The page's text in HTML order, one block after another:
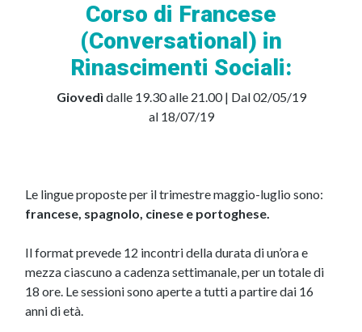
Corso di Francese
(Conversational) in
Rinascimenti Sociali:
Giovedì dalle 19.30 alle 21.00 | Dal 02/05/19
al 18/07/19
Le lingue proposte per il trimestre maggio-luglio sono:
francese, spagnolo, cinese e portoghese.
Il format prevede 12 incontri della durata di un’ora e
mezza ciascuno a cadenza settimanale, per un totale di
18 ore. Le sessioni sono aperte a tutti a partire dai 16
anni di età.